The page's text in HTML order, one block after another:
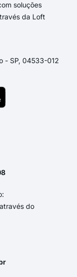
soluções
da Loft
- SP, 04533-012
do